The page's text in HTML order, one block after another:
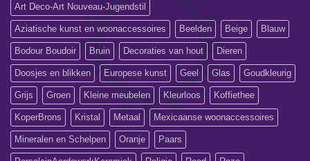
Art Deco-Art Nouveau-Jugendstil
Aziatische kunst en woonaccessoires Beelden Beige Blauw
Bodour Boudoir Bruin Decoraties van hout Dieren
Doosjes en blikken Europese kunst Geel Glas Goudkleurig
Grijs Groen Kleine meubelen Kleurloos Koffiethee
KoperBrons Kristal Metaal Mexicaanse woonaccessoires
Mineralen en Schelpen Oranje Paars